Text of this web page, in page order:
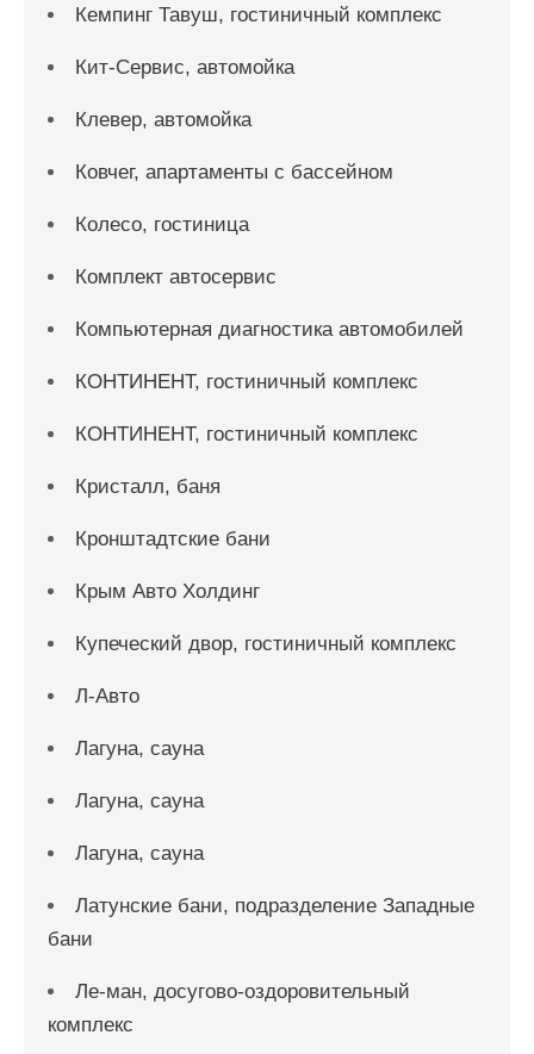
Кемпинг Тавуш, гостиничный комплекс
Кит-Сервис, автомойка
Клевер, автомойка
Ковчег, апартаменты с бассейном
Колесо, гостиница
Комплект автосервис
Компьютерная диагностика автомобилей
КОНТИНЕНТ, гостиничный комплекс
КОНТИНЕНТ, гостиничный комплекс
Кристалл, баня
Кронштадтские бани
Крым Авто Холдинг
Купеческий двор, гостиничный комплекс
Л-Авто
Лагуна, сауна
Лагуна, сауна
Лагуна, сауна
Латунские бани, подразделение Западные
бани
Ле-ман, досугово-оздоровительный
комплекс